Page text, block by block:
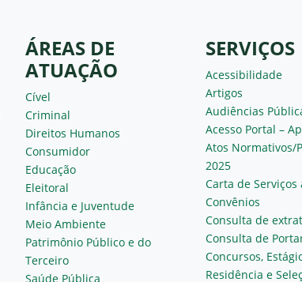
ÁREAS DE
ATUAÇÃO
Cível
Criminal
Direitos Humanos
Consumidor
Educação
Eleitoral
Infância e Juventude
Meio Ambiente
Patrimônio Público e do
Terceiro
Saúde Pública
SERVIÇOS
Acessibilidade
Artigos
Audiências
Acesso Portal –
Atos Normativos/
2025
Carta de Serviços
Convênios
Consulta de
Consulta de
Concursos,
Residência e